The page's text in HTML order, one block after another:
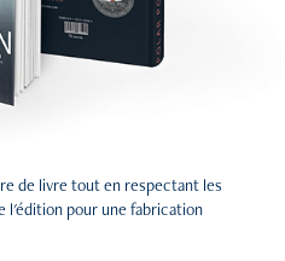
de livre tout en respectant les
pour une fabrication